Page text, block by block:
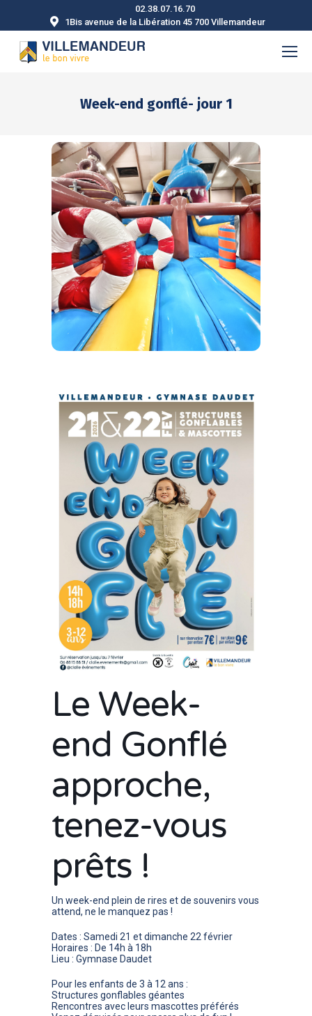
02.38.07.16.70
1Bis avenue de la Libération 45 700 Villemandeur
Week-end gonflé- jour 1
Le Week-
end Gonflé
approche,
tenez-vous
prêts !
Un week-end plein de rires et de souvenirs vous
attend, ne le manquez pas !
Dates : Samedi 21 et dimanche 22 février
Horaires : De 14h à 18h
Lieu : Gymnase Daudet
Pour les enfants de 3 à 12 ans :
Structures gonflables géantes
Rencontres avec leurs mascottes préférés